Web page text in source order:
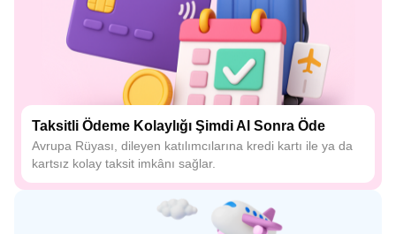
Taksitli Ödeme Kolaylığı Şimdi Al Sonra Öde
Avrupa Rüyası, dileyen katılımcılarına kredi kartı ile ya da
kartsız kolay taksit imkânı sağlar.